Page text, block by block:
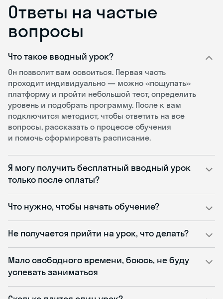
Ответы на частые
вопросы
Что такое вводный урок?
Он позволит вам освоиться. Первая часть
проходит индивидуально — можно «пощупать»
платформу и пройти небольшой тест, определить
уровень и подобрать программу. После к вам
подключится методист, чтобы ответить на все
вопросы, рассказать о процессе обучения
и помочь сформировать расписание.
Я могу получить бесплатный вводный урок
только после оплаты?
Что нужно, чтобы начать обучение?
Не получается прийти на урок, что делать?
Мало свободного времени, боюсь, не буду
успевать заниматься